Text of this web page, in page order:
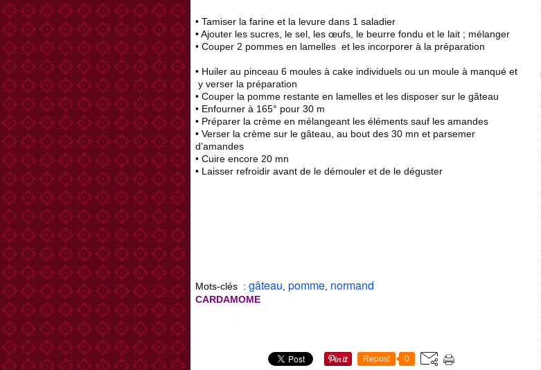
• Tamiser la farine et la levure dans 1 saladier
• Ajouter les sucres, le sel, les œufs, le beurre fondu et le lait ; mélanger
• Couper 2 pommes en lamelles et les incorporer à la préparation
• Huiler au pinceau 6 moules à cake individuels ou un moule à manqué et
y verser la préparation
• Couper la pomme restante en lamelles et les disposer sur le gâteau
• Enfourner à 165° pour 30 m
• Préparer la crème en mélangeant les éléments sauf les amandes
• Verser la crème sur le gâteau, au bout des 30 mn et parsemer
d’amandes
• Cuire encore 20 mn
• Laisser refroidir avant de le démouler et de le déguster
Mots-clés : gâteau, pomme, normand
CARDAMOME
Repost 0